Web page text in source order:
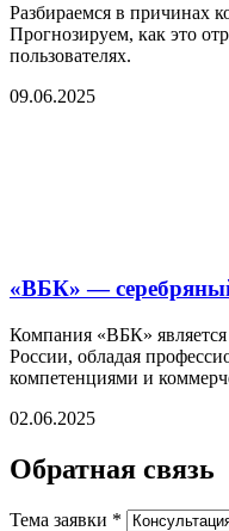
Разбираемся в причинах
Прогнозируем, как это
пользователях.
09.06.2025
«ВБК» —
Компания «ВБК»
России, обладая
компетенциями и
02.06.2025
Обратная связь
Тема заявки *